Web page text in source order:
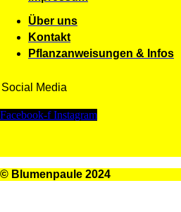
Über uns
Kontakt
Pflanzanweisungen & Infos
Social Media
Facebook-f Instagram
© Blumenpaule 2024